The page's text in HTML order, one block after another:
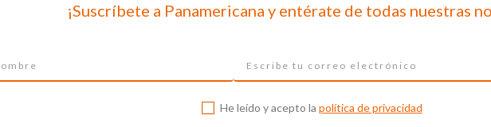
¡Suscríbete a Panamericana y entérate de todas nuestras
He leído y acepto la política de privacidad